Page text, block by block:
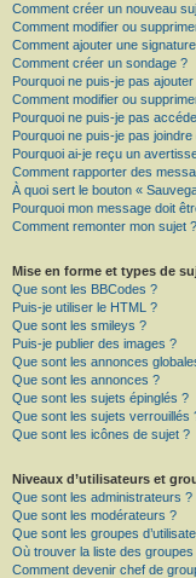
Comment créer un nouveau
Comment modifier ou
Comment ajouter une
Comment créer un sondage ?
Pourquoi ne puis-je pas
Comment modifier ou
Pourquoi ne puis-je pas
Pourquoi ne puis-je pas
Pourquoi ai-je reçu un
Comment rapporter des
À quoi sert le bouton «
Pourquoi mon message doit
Comment remonter mon sujet ?
Mise en forme et types de
Que sont les BBCodes ?
Puis-je utiliser le HTML ?
Que sont les smileys ?
Puis-je publier des images ?
Que sont les annonces
Que sont les annonces ?
Que sont les sujets épinglés ?
Que sont les sujets verrouillés
Que sont les icônes de sujet ?
Niveaux d’utilisateurs et
Que sont les administrateurs ?
Que sont les modérateurs ?
Que sont les groupes
Où trouver la liste des
Comment devenir chef de